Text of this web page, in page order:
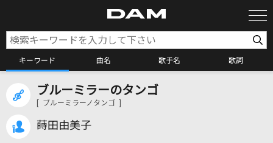
キーワード 曲名 歌手名 歌詞
カラオケ検索
ブルーミラーのタンゴ
[ ブルーミラーノタンゴ ]
蒔田由美子